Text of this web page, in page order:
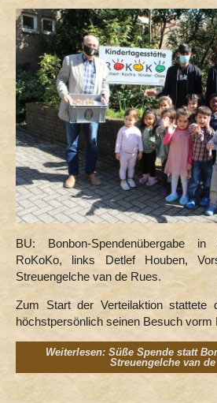
BU: Bonbon-Spendenübergabe in
RoKoKo, links Detlef Houben,
Streuengelche van de Rues.
Zum Start der Verteilaktion stattete
höchstpersönlich seinen Besuch vorm
Weiterlesen: Süße Spende statt
Streuengelche van de